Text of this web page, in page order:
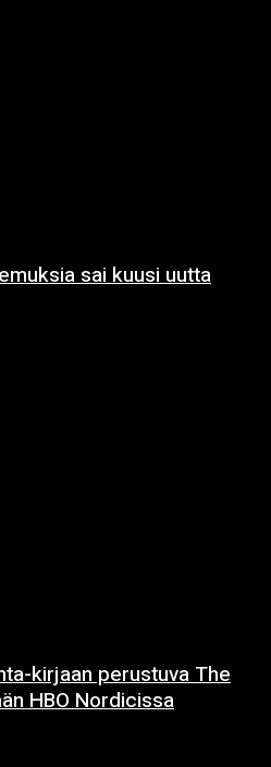
sai kuusi uutta
kirjaan perustuva The
HBO Nordicissa